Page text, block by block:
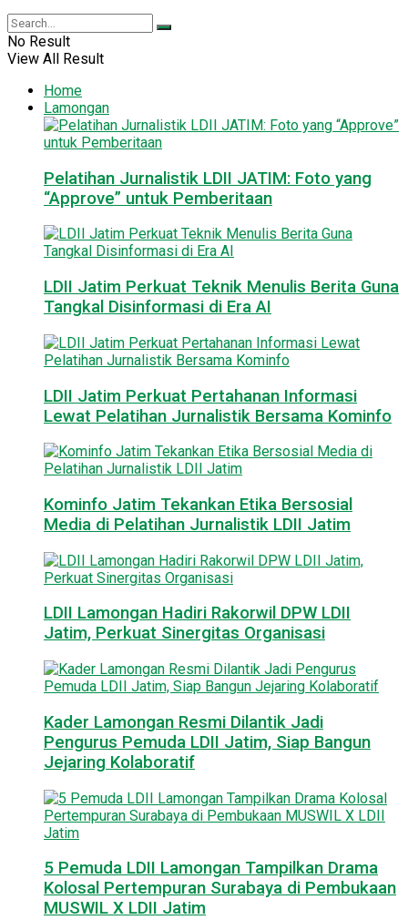
No Result
View All Result
Home
Lamongan
Pelatihan Jurnalistik LDII JATIM: Foto yang
“Approve” untuk Pemberitaan
LDII Jatim Perkuat Teknik Menulis Berita Guna
Tangkal Disinformasi di Era AI
LDII Jatim Perkuat Pertahanan Informasi
Lewat Pelatihan Jurnalistik Bersama Kominfo
Kominfo Jatim Tekankan Etika Bersosial
Media di Pelatihan Jurnalistik LDII Jatim
LDII Lamongan Hadiri Rakorwil DPW LDII
Jatim, Perkuat Sinergitas Organisasi
Kader Lamongan Resmi Dilantik Jadi
Pengurus Pemuda LDII Jatim, Siap Bangun
Jejaring Kolaboratif
5 Pemuda LDII Lamongan Tampilkan Drama
Kolosal Pertempuran Surabaya di Pembukaan
MUSWIL X LDII Jatim